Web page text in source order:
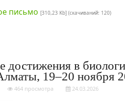
письмо [310,23 Kb] (cкачиваний: 120)
достижения в
19–20 ноября
464 просмотра 24.03.2026